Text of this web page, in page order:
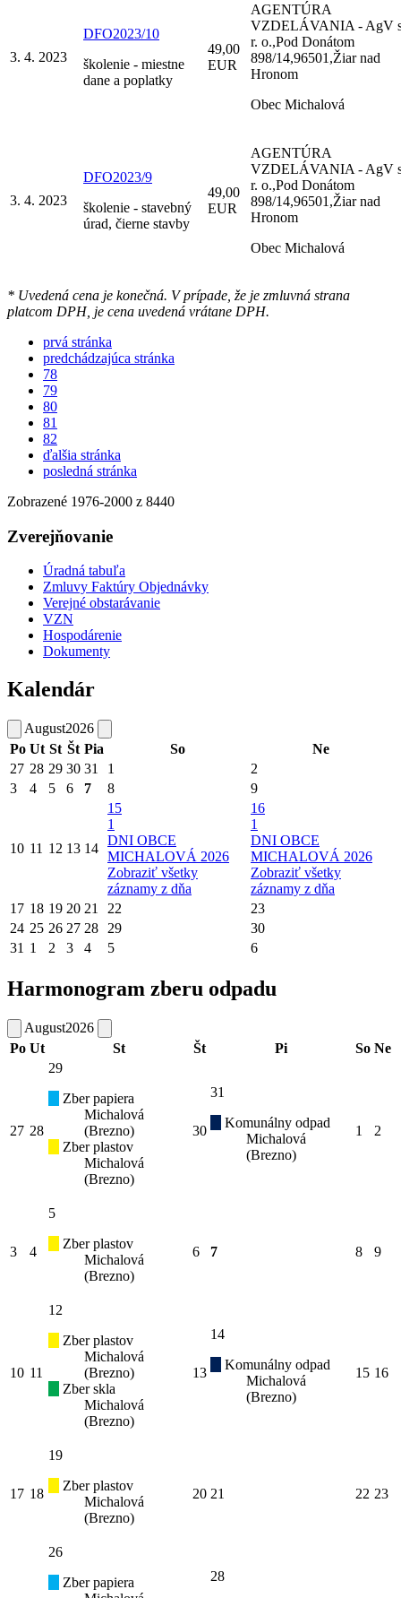
3. 4. 2023
DFO2023/10
školenie - miestne
dane a poplatky
49,00
EUR
AGENTÚRA
VZDELÁVANIA - AgV
r. o.,Pod Donátom
898/14,96501,Žiar nad
Hronom
Obec Michalová
3. 4. 2023
DFO2023/9
školenie - stavebný
úrad, čierne stavby
49,00
EUR
AGENTÚRA
VZDELÁVANIA - AgV
r. o.,Pod Donátom
898/14,96501,Žiar nad
Hronom
Obec Michalová
* Uvedená cena je konečná. V prípade, že je zmluvná strana
platcom DPH, je cena uvedená vrátane DPH.
prvá stránka
predchádzajúca stránka
78
79
80
81
82
ďalšia stránka
posledná stránka
Zobrazené 1976-2000 z 8440
Zverejňovanie
Úradná tabuľa
Zmluvy Faktúry Objednávky
Verejné obstarávanie
VZN
Hospodárenie
Dokumenty
Kalendár
August2026
Po Ut St Št Pia So
Ne
27 28 29 30 31 1
2
3
4 5 6 7 8 9
10 11 12 13 14
15
1
DNI OBCE
MICHALOVÁ 2026
Zobraziť všetky
záznamy z dňa
16
1
DNI OBCE
MICHALOVÁ 2026
Zobraziť všetky
záznamy z dňa
17 18 19 20 21 22
23
24 25 26 27 28 29
30
31 1 2 3 4 5 6
Harmonogram zberu odpadu
August2026
Po Ut St Št Pi So Ne
27 28
29
Zber papiera
Michalová
(Brezno)
Zber plastov
Michalová
(Brezno)
30
31
Komunálny odpad
Michalová
(Brezno)
1 2
3 4
5
Zber plastov
Michalová
(Brezno)
6 7 8 9
10 11
12
Zber plastov
Michalová
(Brezno)
Zber skla
Michalová
(Brezno)
13
14
Komunálny odpad
Michalová
(Brezno)
15 16
17 18
19
Zber plastov
Michalová
(Brezno)
20 21 22 23
26
Zber papiera
28